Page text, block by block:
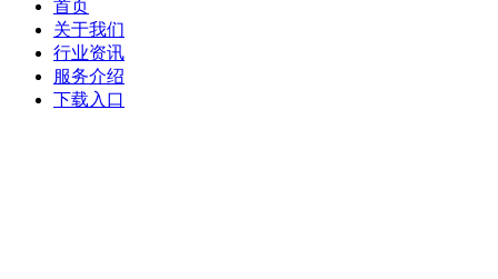
首页
关于我们
行业资讯
服务介绍
下载入口